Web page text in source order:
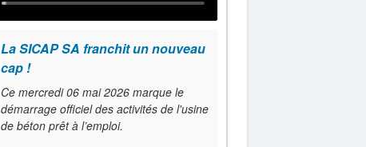
La SICAP SA franchit un nouveau
cap !
Ce mercredi 06 mai 2026 marque le
démarrage officiel des activités de l'usine
de béton prêt à l’emploi.